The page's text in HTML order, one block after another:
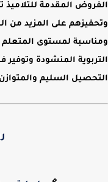
الفروض المقدمة
وتحفيزهم على المزيد من
ومناسبة لمستوى
التربوية المنشودة
التحصيل السليم والمتوازن